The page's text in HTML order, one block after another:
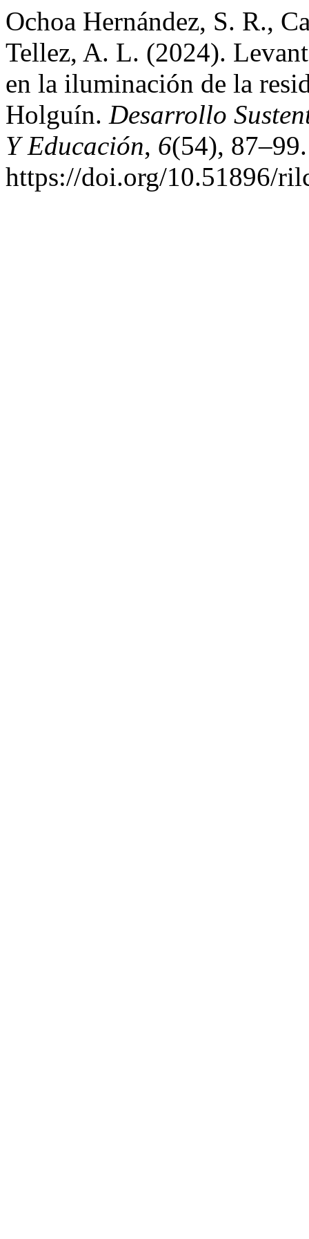
Ochoa Hernández, S. R.,
Tellez, A. L. (2024).
en la iluminación de la
Holguín. Desarrollo
Y Educación, 6(54), 87–99.
https://doi.org/10.51896/